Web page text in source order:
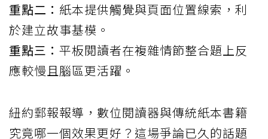
重點二： 紙本提供觸覺與頁面位置線索，利
於建立故事基模。
重點三： 平板閱讀者在複雜情節整合題上反
應較慢且腦區更活躍。
紐約郵報報導，數位閱讀器與傳統紙本書籍
究竟哪一個效果更好？這場爭論已久的話題